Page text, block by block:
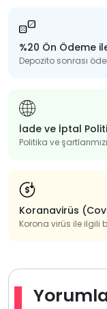
%20 Ön Ödeme
Depozito sonrası
İade ve İptal
Politika ve
Koranavirüs
Korona virüs ile ilgili